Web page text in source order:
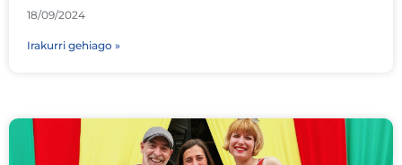
18/09/2024
Irakurri gehiago »